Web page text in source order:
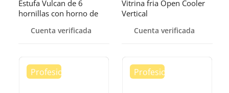
Estufa Vulcan de 6
hornillas con horno de
Cuenta verificada
Vitrina fria Open Cooler
Vertical
Cuenta verificada